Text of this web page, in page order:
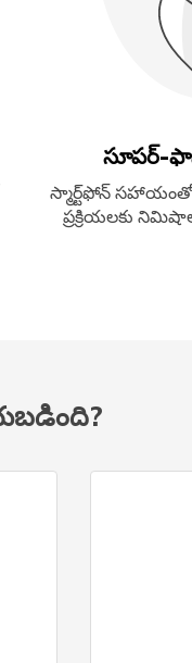
సూపర్-
స్మార్ట్‌ఫోన్
ప్రక్రియలకు